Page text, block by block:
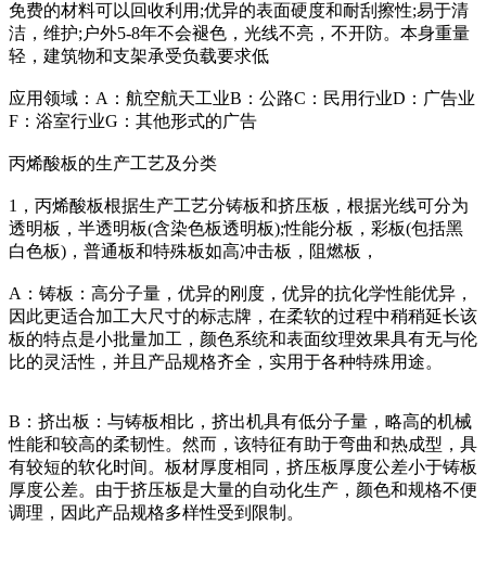
免费的材料可以回收利用;优异的表面硬度和耐刮擦性;易于清
洁，维护;户外5-8年不会褪色，光线不亮，不开防。本身重量
轻，建筑物和支架承受负载要求低
应用领域：A：航空航天工业B：公路C：民用行业D：广告业
F：浴室行业G：其他形式的广告
丙烯酸板的生产工艺及分类
1，丙烯酸板根据生产工艺分铸板和挤压板，根据光线可分为
透明板，半透明板(含染色板透明板);性能分板，彩板(包括黑
白色板)，普通板和特殊板如高冲击板，阻燃板，
A：铸板：高分子量，优异的刚度，优异的抗化学性能优异，
因此更适合加工大尺寸的标志牌，在柔软的过程中稍稍延长该
板的特点是小批量加工，颜色系统和表面纹理效果具有无与伦
比的灵活性，并且产品规格齐全，实用于各种特殊用途。
B：挤出板：与铸板相比，挤出机具有低分子量，略高的机械
性能和较高的柔韧性。然而，该特征有助于弯曲和热成型，具
有较短的软化时间。板材厚度相同，挤压板厚度公差小于铸板
厚度公差。由于挤压板是大量的自动化生产，颜色和规格不便
调理，因此产品规格多样性受到限制。